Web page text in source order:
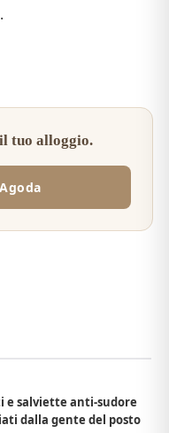
tuo alloggio.
e salviette anti-sudore
dalla gente del posto